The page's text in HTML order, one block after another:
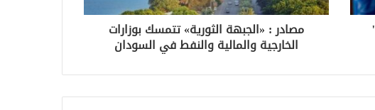
مصادر : «الجبهة الثورية» تتمسك بوزارات
الخارجية والمالية والنفط في السودان